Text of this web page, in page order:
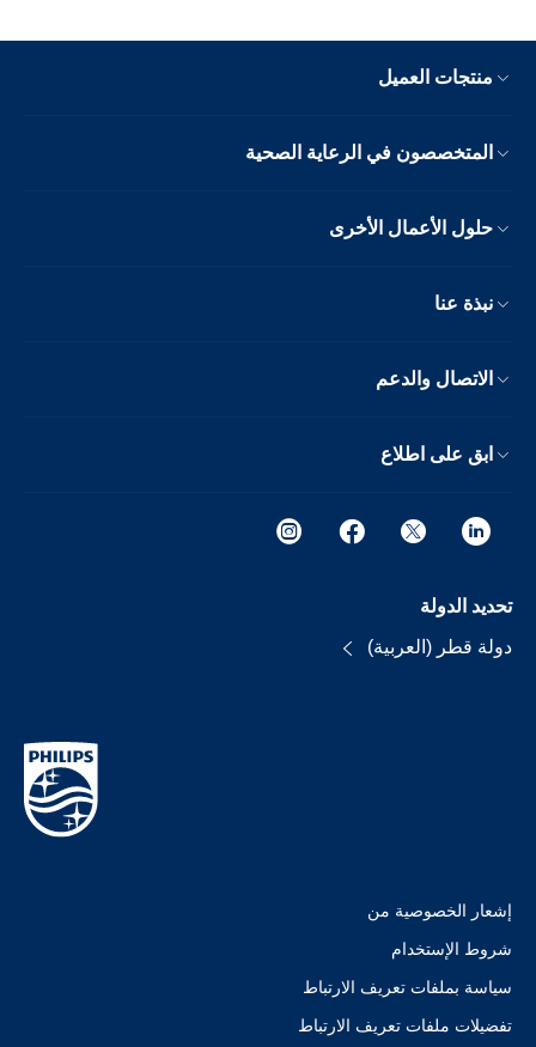
منتجات العميل
المتخصصون في الرعاية الصحية
حلول الأعمال الأخرى
نبذة عنا
الاتصال والدعم
ابق على اطلاع
تحديد الدولة
دولة قطر (العربية)
إشعار الخصوصية من
شروط الإستخدام
سياسة بملفات تعريف الارتباط
تفضيلات ملفات تعريف الارتباط